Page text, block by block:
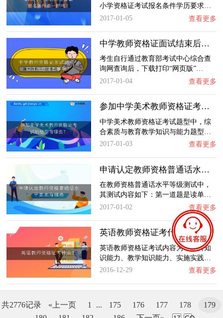
小学资格证考试报名条件学历要求…
2017-01-05
查看更多
中学教师资格证面试结束后应该注意哪些事项？…
考生自行通过教育部考试中心综合查
询网查询后，下载打印“网页版”…
2017-01-04
查看更多
参加中学美术教师资格证考试的题型有哪些？
中学美术教师资格证考试题型中，综
合素质与教育教学知识与能力题型…
2017-01-03
查看更多
申请认定教师资格普通话水平要求有哪些
在教师资格普通话水平等级测试中，
其测试内容如下：第一道题是读单…
2017-01-02
查看更多
英语教师资格证考什么？
英语教师资格证考试内容为：学科知
识能力、教学知识能力、实施实践…
2016-12-29
查看更多
共2776记录 «上一页 1 ... 175 176 177 178
179